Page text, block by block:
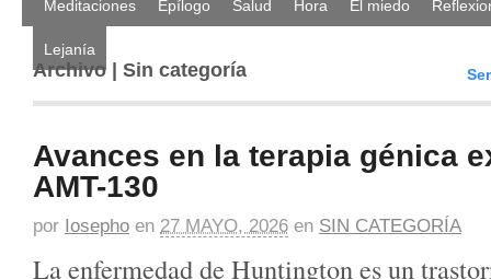
Meditaciones Epílogo Salud Hora El miedo
Lejanía
Archivo | Sin categoría
Avances en la terapia génica
AMT-130
por Iosepho en 27 MAYO, 2026 en SIN CATEGORÍA
La enfermedad de Huntington es un